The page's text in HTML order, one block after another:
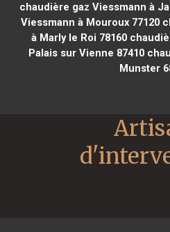
chaudière gaz Viessmann à
Viessmann à Mouroux 77120
à Marly le Roi 78160
Palais sur Vienne 87410
Munster